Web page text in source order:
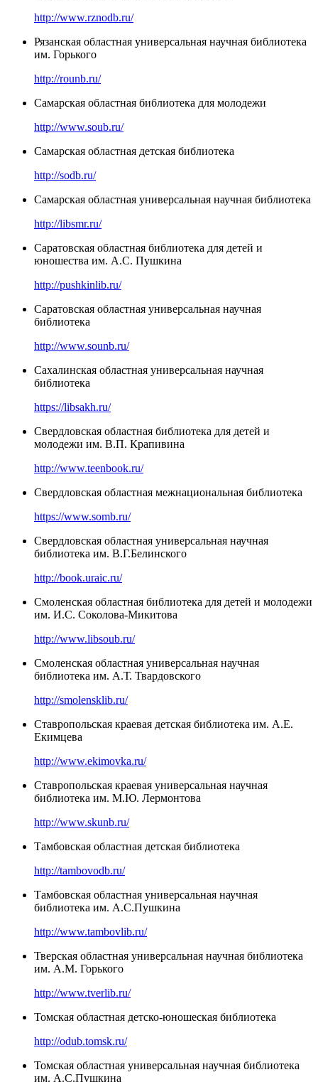
http://www.rznodb.ru/
Рязанская областная универсальная научная библиотека
им. Горького
http://rounb.ru/
Самарская областная библиотека для молодежи
http://www.soub.ru/
Самарская областная детская библиотека
http://sodb.ru/
Самарская областная универсальная научная библиотека
http://libsmr.ru/
Саратовская областная библиотека для детей и
юношества им. А.С. Пушкина
http://pushkinlib.ru/
Саратовская областная универсальная научная
библиотека
http://www.sounb.ru/
Сахалинская областная универсальная научная
библиотека
https://libsakh.ru/
Свердловская областная библиотека для детей и
молодежи им. В.П. Крапивина
http://www.teenbook.ru/
Свердловская областная межнациональная библиотека
https://www.somb.ru/
Свердловская областная универсальная научная
библиотека им. В.Г.Белинского
http://book.uraic.ru/
Смоленская областная библиотека для детей и молодежи
им. И.С. Соколова-Микитова
http://www.libsoub.ru/
Смоленская областная универсальная научная
библиотека им. А.Т. Твардовского
http://smolensklib.ru/
Ставропольская краевая детская библиотека им. А.Е.
Екимцева
http://www.ekimovka.ru/
Ставропольская краевая универсальная научная
библиотека им. М.Ю. Лермонтова
http://www.skunb.ru/
Тамбовская областная детская библиотека
http://tambovodb.ru/
Тамбовская областная универсальная научная
библиотека им. А.С.Пушкина
http://www.tambovlib.ru/
Тверская областная универсальная научная библиотека
им. А.М. Горького
http://www.tverlib.ru/
Томская областная детско-юношеская библиотека
http://odub.tomsk.ru/
Томская областная универсальная научная библиотека
им. А.С.Пушкина